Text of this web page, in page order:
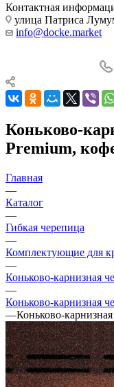
Контактная
улица Патриса
info@docke.market
Коньково-
Premium,
Главная
—
Каталог
—
Гибкая черепица
—
Комплектующие для
—
Коньково-карнизная
—
Коньково-карнизная
—Коньково-